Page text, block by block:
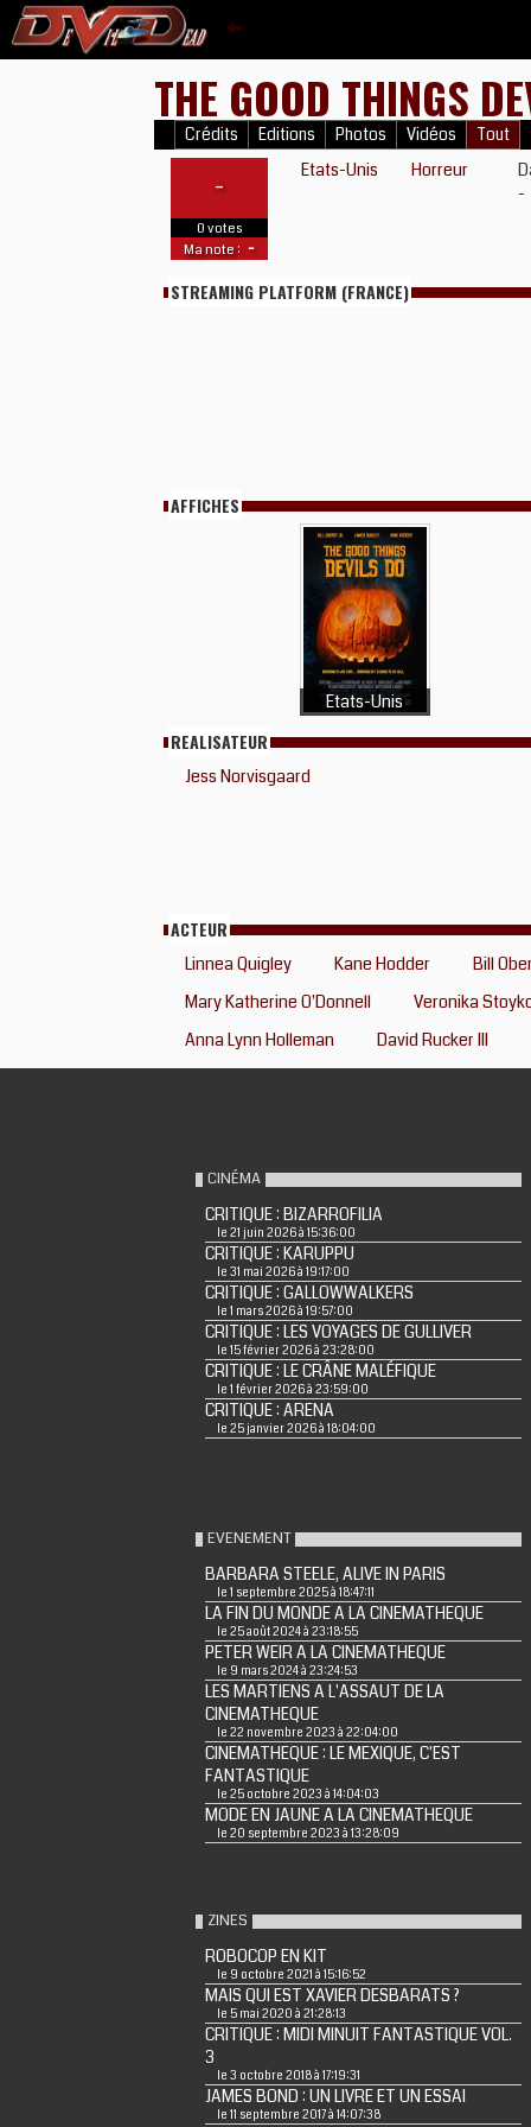
THE GOOD THINGS
Crédits Editions Photos Vidéos Tout
-
0 votes
Ma note : -
Etats-Unis Horreur
-
STREAMING PLATFORM (FRANCE)
AFFICHES
Etats-Unis
REALISATEUR
Jess Norvisgaard
ACTEUR
Linnea Quigley Kane Hodder
Bill
Mary Katherine O'Donnell
Veronika
Anna Lynn Holleman
David Rucker III
CINÉMA
CRITIQUE : BIZARROFILIA
le 21 juin 2026 à 15:36:00
CRITIQUE : KARUPPU
le 31 mai 2026 à 19:17:00
CRITIQUE : GALLOWWALKERS
le 1 mars 2026 à 19:57:00
CRITIQUE : LES VOYAGES DE GULLIVER
le 15 février 2026 à 23:28:00
CRITIQUE : LE CRÂNE MALÉFIQUE
le 1 février 2026 à 23:59:00
CRITIQUE : ARENA
le 25 janvier 2026 à 18:04:00
EVENEMENT
BARBARA STEELE, ALIVE IN PARIS
le 1 septembre 2025 à 18:47:11
LA FIN DU MONDE A LA CINEMATHEQUE
le 25 août 2024 à 23:18:55
PETER WEIR A LA CINEMATHEQUE
le 9 mars 2024 à 23:24:53
LES MARTIENS A L'ASSAUT DE LA
CINEMATHEQUE
le 22 novembre 2023 à 22:04:00
CINEMATHEQUE : LE MEXIQUE, C'EST
FANTASTIQUE
le 25 octobre 2023 à 14:04:03
MODE EN JAUNE A LA CINEMATHEQUE
le 20 septembre 2023 à 13:28:09
ZINES
ROBOCOP EN KIT
le 9 octobre 2021 à 15:16:52
MAIS QUI EST XAVIER DESBARATS ?
le 5 mai 2020 à 21:28:13
CRITIQUE : MIDI MINUIT FANTASTIQUE VOL.
3
le 3 octobre 2018 à 17:19:31
JAMES BOND : UN LIVRE ET UN ESSAI
le 11 septembre 2017 à 14:07:38